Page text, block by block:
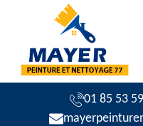
01 85 53